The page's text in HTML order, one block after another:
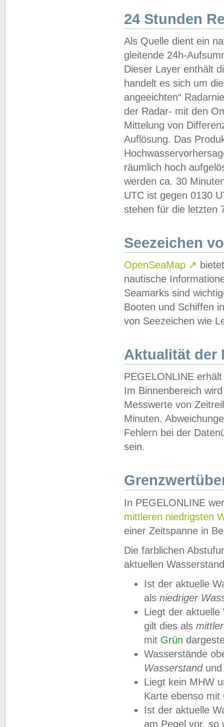
24 Stunden
Als Quelle dient ein
gleitende 24h-
Dieser Layer enthält
handelt es sich um
angeeichten“
der Radar- mit den
Mittelung von
Auflösung. Das
räumlich hoch
werden ca. 30
UTC ist gegen 0130
stehen für die letzten
Seezeichen
OpenSeaMap ↗
nautische
Seamarks sind
Booten und Schiffen
von Seezeichen wie
Aktualität der
PEGELONLINE
Im Binnenbereich
Messwerte von
Minuten.
Fehlern bei der
sein.
In PEGELONLINE
mittleren niedrigsten
einer Zeitspanne in
Die farblichen
aktuellen
Ist der aktuelle
als niedriger
Liegt der
gilt dies als
mit Grün
Wasserstände
Wasserstandund
Liegt kein MHW
Karte ebenso mit
Ist der aktuelle
am Pegel vor,